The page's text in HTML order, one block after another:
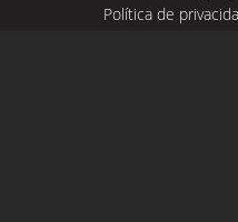
Política de